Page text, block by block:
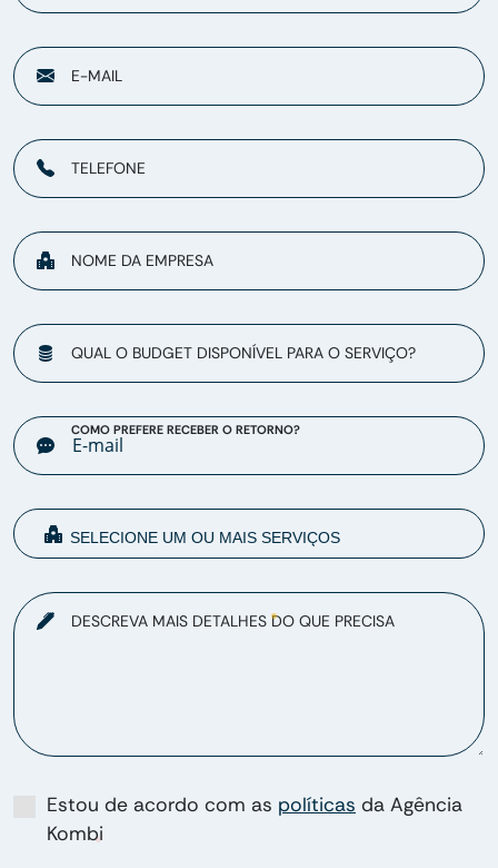
E-MAIL
TELEFONE
NOME DA EMPRESA
QUAL O BUDGET DISPONÍVEL PARA O SERVIÇO?
COMO PREFERE RECEBER O RETORNO?
DESCREVA MAIS DETALHES DO QUE PRECISA
Estou de acordo com as políticas da Agência
Kombi